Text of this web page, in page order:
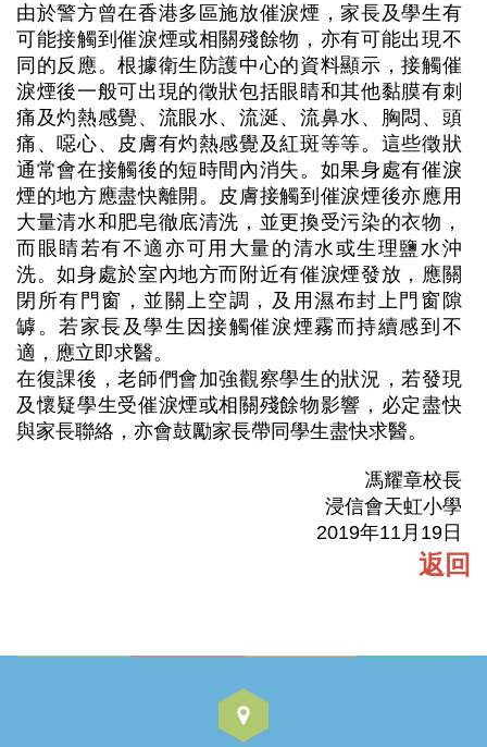
由於警方曾在香港多區施放催淚煙，家長及學生有
可能接觸到催淚煙或相關殘餘物，亦有可能出現不
同的反應。根據衛生防護中心的資料顯示，接觸催
淚煙後一般可出現的徵狀包括眼睛和其他黏膜有刺
痛及灼熱感覺、流眼水、流涎、流鼻水、胸悶、頭
痛、噁心、皮膚有灼熱感覺及紅斑等等。這些徵狀
通常會在接觸後的短時間內消失。如果身處有催淚
煙的地方應盡快離開。皮膚接觸到催淚煙後亦應用
大量清水和肥皂徹底清洗，並更換受污染的衣物，
而眼睛若有不適亦可用大量的清水或生理鹽水沖
洗。如身處於室內地方而附近有催淚煙發放，應關
閉所有門窗，並關上空調，及用濕布封上門窗隙
罅。若家長及學生因接觸催淚煙霧而持續感到不
適，應立即求醫。
在復課後，老師們會加強觀察學生的狀況，若發現
及懷疑學生受催淚煙或相關殘餘物影響，必定盡快
與家長聯絡，亦會鼓勵家長帶同學生盡快求醫。
馮耀章校長
浸信會天虹小學
2019年11月19日
返回